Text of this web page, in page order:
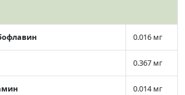
0.016 мг
0.367 мг
0.014 мг